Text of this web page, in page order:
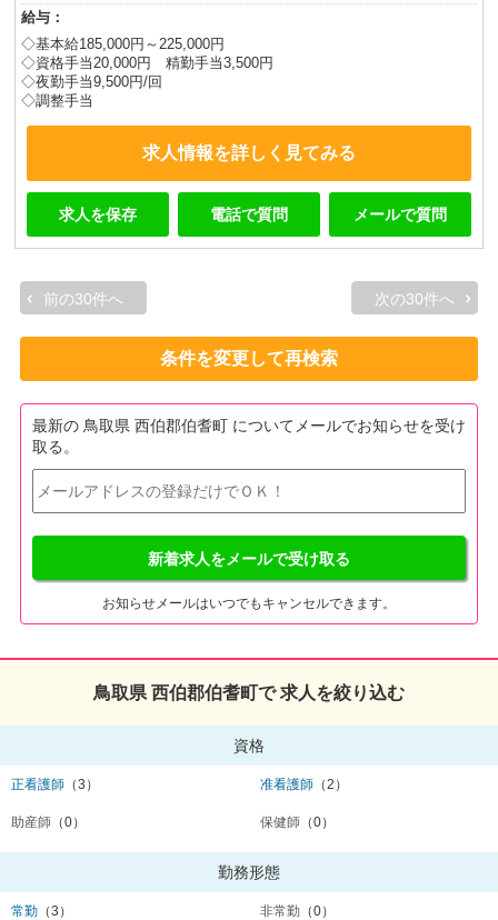
給与：
◇基本給185,000円～225,000円
◇資格手当20,000円 精勤手当3,500円
◇夜勤手当9,500円/回
◇調整手当
求人情報を詳しく見てみる
求人を保存 電話で質問 メールで質問
前の30件へ 次の30件へ
条件を変更して再検索
最新の 鳥取県 西伯郡伯耆町 についてメールでお知らせを受け
取る。
新着求人をメールで受け取る
お知らせメールはいつでもキャンセルできます。
鳥取県 西伯郡伯耆町で 求人を絞り込む
資格
正看護師 （3） 准看護師 （2）
助産師 （0） 保健師 （0）
勤務形態
常勤 （3） 非常勤 （0）